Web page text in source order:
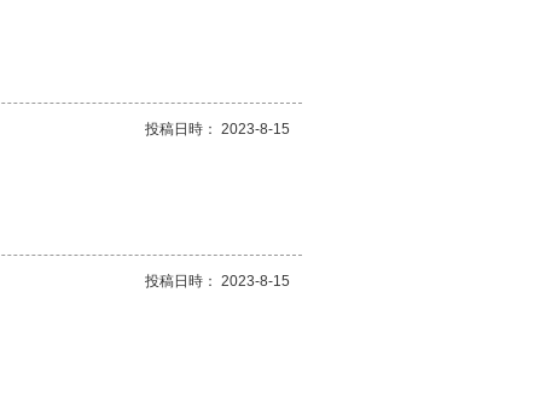
投稿日時： 2023-8-15
投稿日時： 2023-8-15